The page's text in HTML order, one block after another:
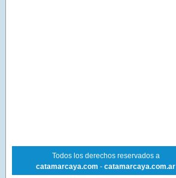
Todos los derechos reservados a
catamarcaya.com - catamarcaya.com.ar